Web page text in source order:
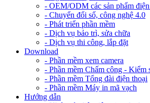
- OEM/ODM các sản phẩm
- Chuyển đổi số, công nghệ 4.0
- Phát triển phần mềm
- Dịch vụ bảo trì, sửa chữa
- Dịch vụ thi công, lắp đặt
Download
- Phần mềm xem camera
- Phần mềm Chấm công - Kiểm
- Phần mềm Tổng đài điện thoại
- Phần mềm Máy in mã vạch
Hướng dẫn